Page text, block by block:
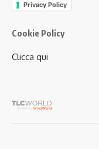
Privacy Policy
Cookie Policy
Clicca qui